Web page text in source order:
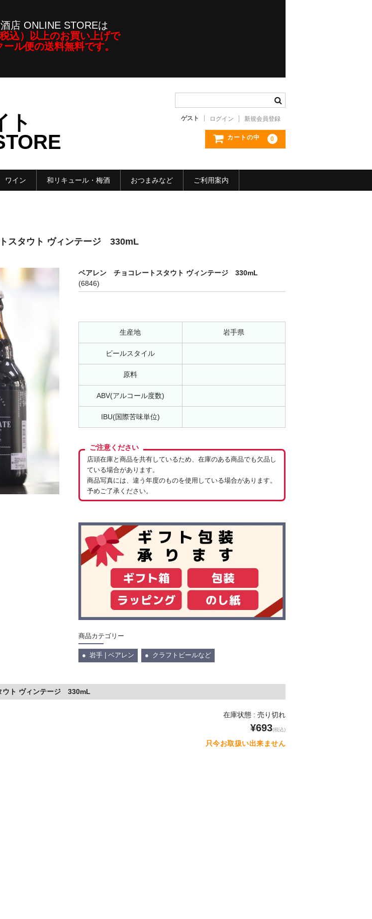
店 ONLINE STOREは
込）以上のお買い上げで
ル便の送料無料です。
ト
ゲスト ログイン 新規会員登録
カートの中 0
ワイン 和リキュール・梅酒 おつまみなど ご利用案内
スタウト ヴィンテージ 330mL
ベアレン チョコレートスタウト ヴィンテージ 330mL
(6846)
生産地 岩手県
ビールスタイル
原料
ABV(アルコール度数)
IBU(国際苦味単位)
ご注意ください
店頭在庫と商品を共有しているため、在庫のある商品でも欠品し
ている場合があります。
商品写真には、違う年度のものを使用している場合があります。
予めご了承ください。
商品カテゴリー
岩手 | ベアレン クラフトビールなど
ト ヴィンテージ 330mL
在庫状態 : 売り切れ
¥693(税込)
只今お取扱い出来ません